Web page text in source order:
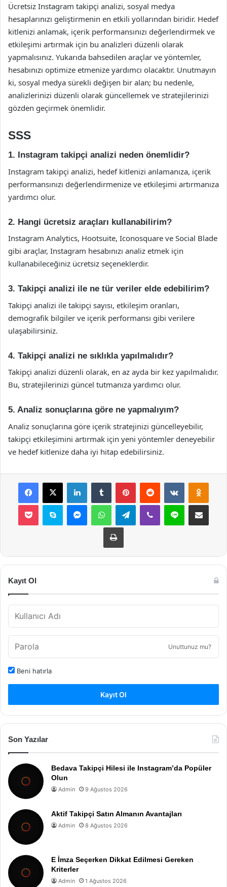
Ücretsiz Instagram takipçi analizi, sosyal medya
hesaplarınızı geliştirmenin en etkili yollarından biridir. Hedef
kitlenizi anlamak, içerik performansınızı değerlendirmek ve
etkileşimi artırmak için bu analizleri düzenli olarak
yapmalısınız. Yukarıda bahsedilen araçlar ve yöntemler,
hesabınızı optimize etmenize yardımcı olacaktır. Unutmayın
ki, sosyal medya sürekli değişen bir alan; bu nedenle,
analizlerinizi düzenli olarak güncellemek ve stratejilerinizi
gözden geçirmek önemlidir.
SSS
1. Instagram takipçi analizi neden önemlidir?
Instagram takipçi analizi, hedef kitlenizi anlamanıza, içerik
performansınızı değerlendirmenize ve etkileşimi artırmanıza
yardımcı olur.
2. Hangi ücretsiz araçları kullanabilirim?
Instagram Analytics, Hootsuite, Iconosquare ve Social Blade
gibi araçlar, Instagram hesabınızı analiz etmek için
kullanabileceğiniz ücretsiz seçeneklerdir.
3. Takipçi analizi ile ne tür veriler elde edebilirim?
Takipçi analizi ile takipçi sayısı, etkileşim oranları,
demografik bilgiler ve içerik performansı gibi verilere
ulaşabilirsiniz.
4. Takipçi analizi ne sıklıkla yapılmalıdır?
Takipçi analizi düzenli olarak, en az ayda bir kez yapılmalıdır.
Bu, stratejilerinizi güncel tutmanıza yardımcı olur.
5. Analiz sonuçlarına göre ne yapmalıyım?
Analiz sonuçlarına göre içerik stratejinizi güncelleyebilir,
takipçi etkileşimini artırmak için yeni yöntemler deneyebilir
ve hedef kitlenize daha iyi hitap edebilirsiniz.
Facebook
X LinkedInTumblr PinterestReddit VKontakte
Pocket Skype MessengerWhatsAppTelegramViber Line E-Posta ile
Yazdır
Kayıt Ol
Unuttunuz mu?
Beni hatırla
Kayıt Ol
Son Yazılar
Bedava Takipçi Hilesi ile Instagram’da Popüler
Olun
Admin 9 Ağustos 2026
Aktif Takipçi Satın Almanın Avantajları
Admin 8 Ağustos 2026
E İmza Seçerken Dikkat Edilmesi Gereken
Kriterler
Admin 1 Ağustos 2026